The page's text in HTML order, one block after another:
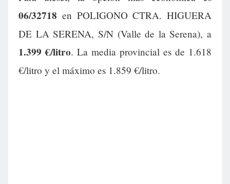
06/32718 en POLIGONO CTRA. HIGUERA
DE LA SERENA, S/N (Valle de la Serena), a
1.399 €/litro. La media provincial es de 1.618
€/litro y el máximo es 1.859 €/litro.